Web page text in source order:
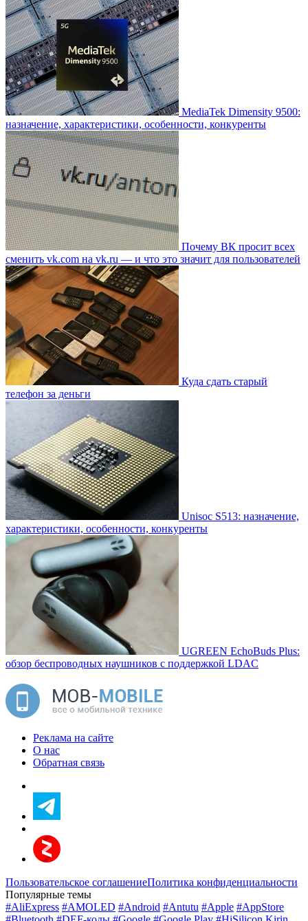
MediaTek Dimensity 9500:
назначение, характеристики, особенности, конкуренты
Почему ВК просит всех
сменить vk.com на vk.ru — и что это значит для пользователей
Куда сдать старый
телефон за деньги
Unisoc S513: назначение,
характеристики, особенности, конкуренты
UGREEN EchoBuds Plus:
обзор беспроводных наушников с поддержкой LDAC
Реклама на сайте
О нас
Обратная связь
Пользовательское соглашениеПолитика конфиденциальности
Популярные темы
#AliExpress #AMOLED #Android #Antutu #Apple #AppStore